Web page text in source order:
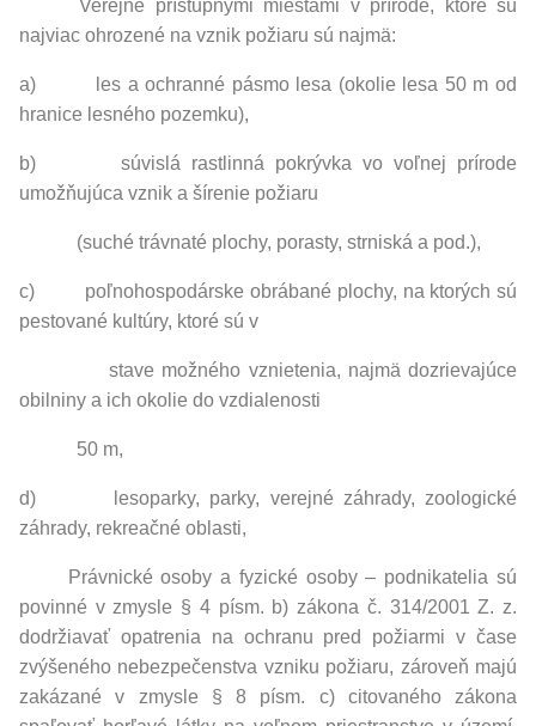
Verejne prístupnými miestami v prírode, ktoré sú
najviac ohrozené na vznik požiaru sú najmä:
a) les a ochranné pásmo lesa (okolie lesa 50 m od
hranice lesného pozemku),
b) súvislá rastlinná pokrývka vo voľnej prírode
umožňujúca vznik a šírenie požiaru
(suché trávnaté plochy, porasty, strniská a pod.),
c) poľnohospodárske obrábané plochy, na ktorých sú
pestované kultúry, ktoré sú v
stave možného vznietenia, najmä dozrievajúce
obilniny a ich okolie do vzdialenosti
50 m,
d) lesoparky, parky, verejné záhrady, zoologické
záhrady, rekreačné oblasti,
Právnické osoby a fyzické osoby – podnikatelia sú
povinné v zmysle § 4 písm. b) zákona č. 314/2001 Z. z.
dodržiavať opatrenia na ochranu pred požiarmi v čase
zvýšeného nebezpečenstva vzniku požiaru, zároveň majú
zakázané v zmysle § 8 písm. c) citovaného zákona